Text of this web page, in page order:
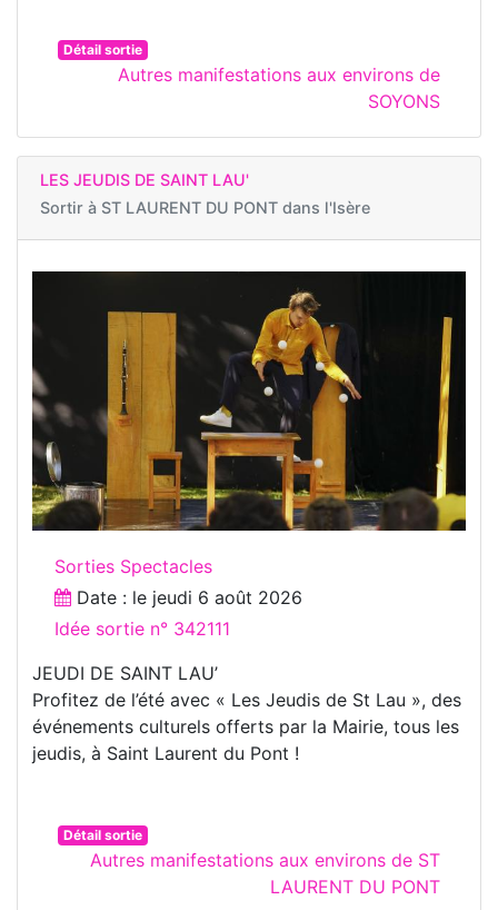
Détail sortie
Autres manifestations aux environs de
SOYONS
LES JEUDIS DE SAINT LAU'
Sortir à ST LAURENT DU PONT dans l'Isère
Sorties Spectacles
Date : le jeudi 6 août 2026
Idée sortie n° 342111
JEUDI DE SAINT LAU’
Profitez de l’été avec « Les Jeudis de St Lau », des
événements culturels offerts par la Mairie, tous les
jeudis, à Saint Laurent du Pont !
Détail sortie
Autres manifestations aux environs de ST
LAURENT DU PONT